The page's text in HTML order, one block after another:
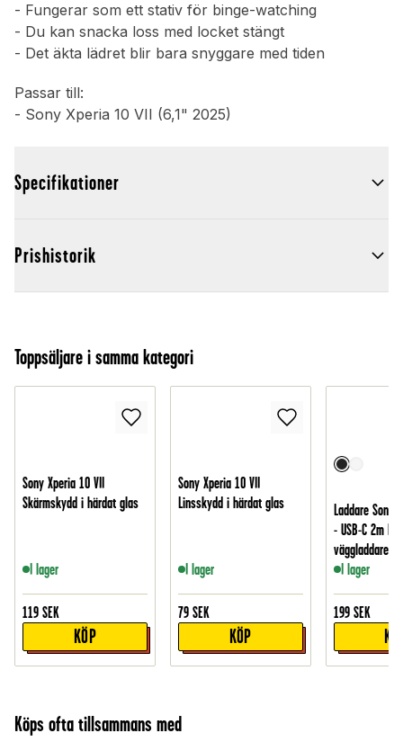
- Fungerar som ett stativ för binge-watching
- Du kan snacka loss med locket stängt
- Det äkta lädret blir bara snyggare med tiden
Passar till:
- Sony Xperia 10 VII (6,1" 2025)
Specifikationer
Prishistorik
Toppsäljare i samma kategori
Sony Xperia 10 VII
Skärmskydd i härdat glas
I lager
119 SEK
KÖP
Sony Xperia 10 VII
Linsskydd i härdat glas
I lager
79 SEK
KÖP
Laddare Sony
- USB-C 2m
väggladdare,
I lager
199 SEK
Köps ofta tillsammans med